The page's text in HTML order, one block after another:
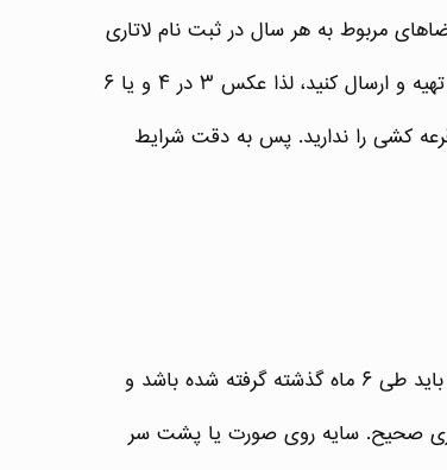
بس که بزرگترین علت رد شدن متقاضیان قبل از ورود به قرعه کشی است. بیش از ۵۰ درصد تقاضاهای مربوط به هر سال در ثبت نام لاتاری
به مرحله قرعه کشی نمیرسند. علت واضح است. شما متقاضی ویزای دایورسیتی هستید. باید مطابق قوانین ایالات متحده امریکا مدارک تهیه و ارسال کنید، لذا عکس ۳ در ۴ و یا ۶
قرعه کشی را ندارید. پس به دقت شرایط
داشتن عکس صحیح ساده است. استانداردهای خودش را دارد که در این بخش توضیح کافی در باره آن خواهیم داد. عکس لاتاری حتما باید طی ۶ ماه گذشته گرفته شده باشد و
صحیح. سایه روی صورت یا پشت سر